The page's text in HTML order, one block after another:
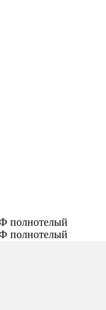
полнотелый
полнотелый